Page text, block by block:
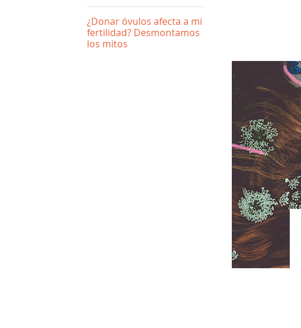
¿Donar óvulos afecta a mi
fertilidad? Desmontamos
los mitos